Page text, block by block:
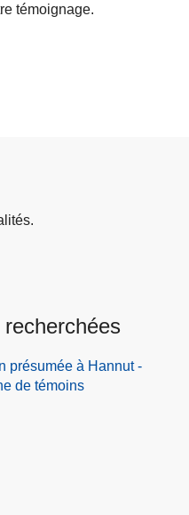
témoignage.
présumée à Hannut -
de témoins